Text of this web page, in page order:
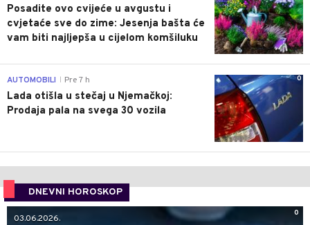
Posadite ovo cvijeće u avgustu i
cvjetaće sve do zime: Jesenja bašta će
vam biti najljepša u cijelom komšiluku
0
AUTOMOBILI Pre 7 h
Lada otišla u stečaj u Njemačkoj:
Prodaja pala na svega 30 vozila
DNEVNI HOROSKOP
0
03.06.2026.